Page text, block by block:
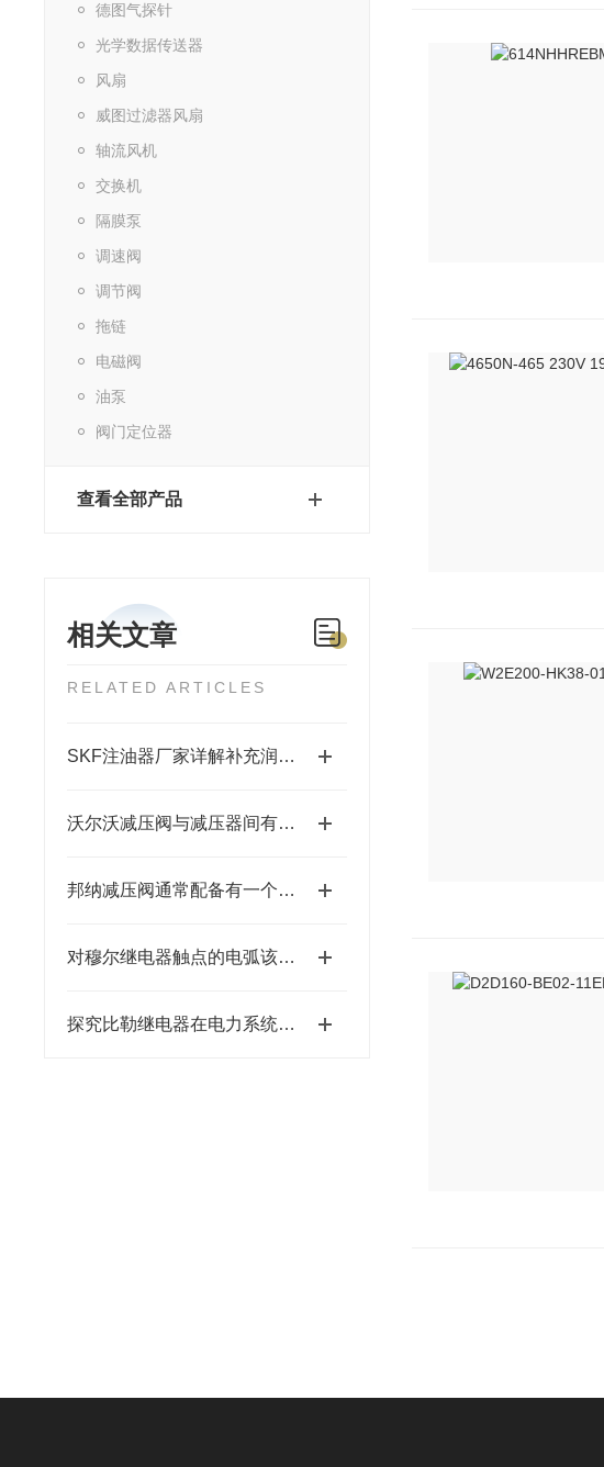
德图气探针
光学数据传送器
风扇
威图过滤器风扇
轴流风机
交换机
隔膜泵
调速阀
调节阀
拖链
电磁阀
油泵
阀门定位器
查看全部产品
相关文章
RELATED ARTICLES
SKF注油器厂家详解补充润滑相关知识点
沃尔沃减压阀与减压器间有什么不同？
邦纳减压阀通常配备有一个可调节的压力控制装置
对穆尔继电器触点的电弧该如何消除？
探究比勒继电器在电力系统中的稳定性与可靠性